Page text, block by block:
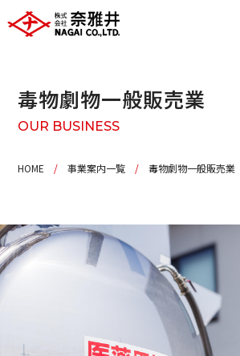
毒物劇物一般販売業
OUR BUSINESS
HOME /事業案内一覧 /毒物劇物一般販売業